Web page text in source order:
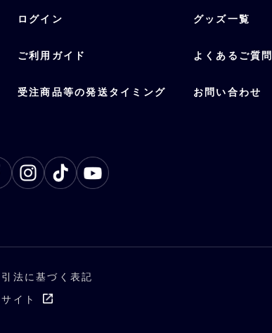
ログイン グッズ一覧
ご利用ガイド よくあるご質問
受注商品等の発送タイミング お問い合わせ
法に基づく表記
イト